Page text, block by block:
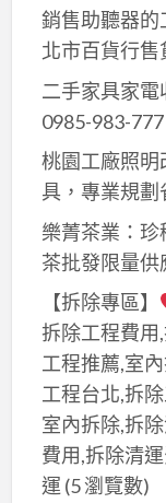
銷售助聽器的
北市百貨行
二手家具家
0985-983-777
桃園工廠照
具，專業規劃
樂菁茶業：
茶批發限量供
【拆除專區】
拆除工程費用
工程推薦,室
工程台北,拆
室內拆除,拆
費用,拆除清
運 (5 瀏覽數)